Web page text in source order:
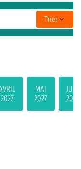
2027
MAI
2027
JUIN
2027
Trier